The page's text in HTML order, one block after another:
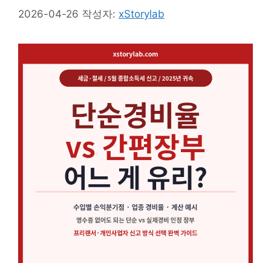
2026-04-26 작성자: xStorylab